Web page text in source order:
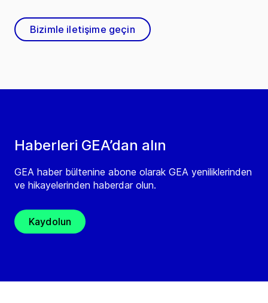
Haberleri GEA’dan alın
GEA haber bültenine abone olarak GEA yeniliklerinden
ve hikayelerinden haberdar olun.
Kaydolun
Bizimle iletişime geçin